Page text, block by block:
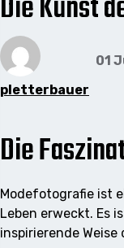
pletterbauer
01
Die
Modefotografie ist
Leben erweckt. Es
inspirierende Weise